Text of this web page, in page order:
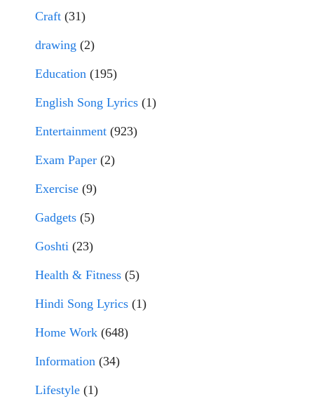
Craft (31)
drawing (2)
Education (195)
English Song Lyrics (1)
Entertainment (923)
Exam Paper (2)
Exercise (9)
Gadgets (5)
Goshti (23)
Health & Fitness (5)
Hindi Song Lyrics (1)
Home Work (648)
Information (34)
Lifestyle (1)